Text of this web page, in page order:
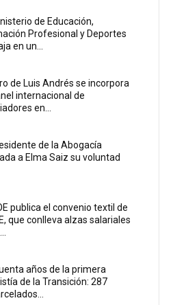
de Educación,
Profesional y Deportes
en un...
de Luis Andrés se incorpora
internacional de
en...
de la Abogacía
a Elma Saiz su voluntad
publica el convenio textil de
que conlleva alzas salariales
años de la primera
de la Transición: 287